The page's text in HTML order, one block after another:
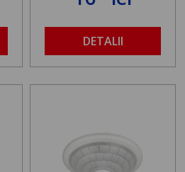
DETALII